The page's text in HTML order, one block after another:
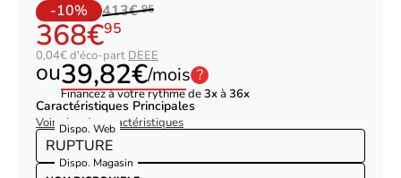
-10% 413€ 95
368€95
0,04€ d'éco-part DEEE
ou39,82€/mois ?
Financez à votre rythme de3xà 36x
Caractéristiques Principales
Voir plus de caractéristiques
Dispo. Web
RUPTURE
Dispo. Magasin